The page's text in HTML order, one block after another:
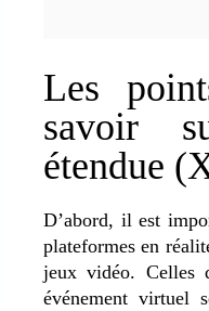
Les
savoir
étendue
D’abord, il est
plateformes en
jeux vidéo. Celles
événement virtuel